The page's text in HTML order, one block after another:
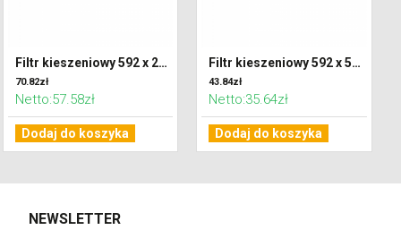
Filtr kieszeniowy 592 x 287 x 600 klasa F7 (ePM2,5)
70.82zł
Netto:57.58zł
Dodaj do koszyka
Filtr kieszeniowy 592 x 592 x 300 klasa G4 (Coarse 65%)
43.84zł
Netto:35.64zł
Dodaj do koszyka
NEWSLETTER